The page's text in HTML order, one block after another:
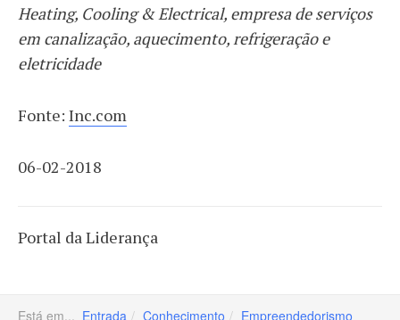
Heating, Cooling & Electrical, empresa de serviços
em canalização, aquecimento, refrigeração e
eletricidade
Fonte: Inc.com
06-02-2018
Portal da Liderança
Está em... Entrada Conhecimento Empreendedorismo